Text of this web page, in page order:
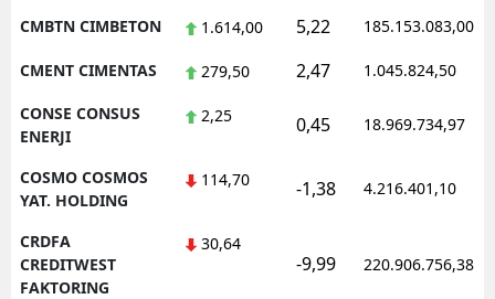
CMBTN CIMBETON 1.614,00 5,22 185.153.083,00
CMENT CIMENTAS 279,50 2,47 1.045.824,50
CONSE CONSUS
ENERJI
2,25 0,45 18.969.734,97
COSMO COSMOS
YAT. HOLDING
114,70 -1,38 4.216.401,10
CRDFA
CREDITWEST
FAKTORING
30,64
-9,99 220.906.756,38